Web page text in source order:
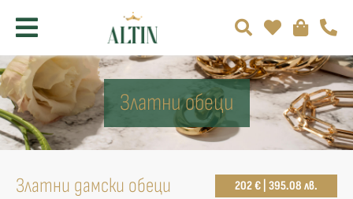
Златни обеци
Златни дамски обеци 202 € | 395.08 лв.